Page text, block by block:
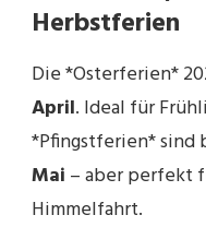
Herbstferien
Die *Osterferien*
April. Ideal für
*Pfingstferien* sind
Mai – aber perfekt
Himmelfahrt.